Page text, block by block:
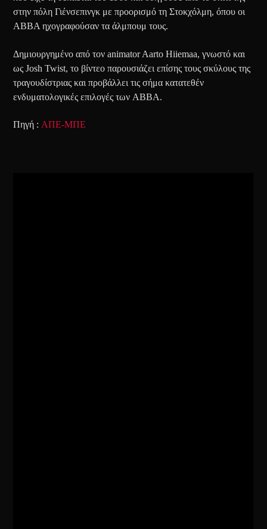
στην πόλη Γιένσεπινγκ με προορισμό τη Στοκχόλμη, όπου οι
ABBA ηχογραφούσαν τα άλμπουμ τους.
Δημιουργημένο από τον animator Aarto Hiiemaa, γνωστό και
ως Josh Twist, το βίντεο παρουσιάζει επίσης τους σκύλους της
τραγουδίστριας και προβάλλει τις σήμα κατατεθέν
ενδυματολογικές επιλογές των ABBA.
Πηγή : ΑΠΕ-ΜΠΕ